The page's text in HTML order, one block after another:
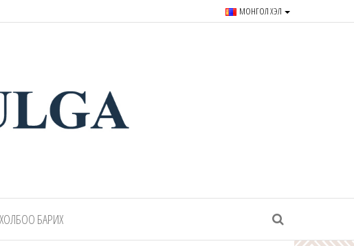
МОНГОЛ ХЭЛ
of leather souvenirs and goods since
ХОЛБОО БАРИХ